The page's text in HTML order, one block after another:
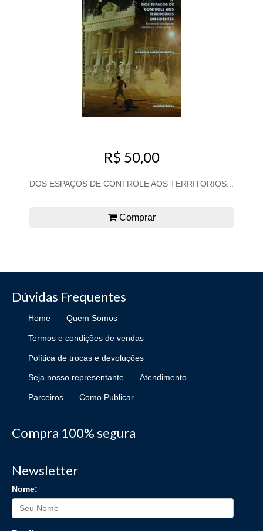
R$ 50,00
DOS ESPAÇOS DE CONTROLE AOS TERRITORIOS...
Comprar
Dúvidas Frequentes
Home Quem Somos
Termos e condições de vendas
Política de trocas e devoluções
Seja nosso representante Atendimento
Parceiros Como Publicar
Compra 100% segura
Newsletter
Nome: